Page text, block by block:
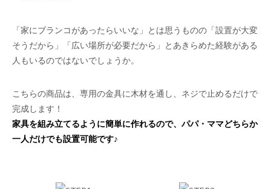
「家にブランコがあったらいいな」とは思うものの「設置が大変
そうだから」「広い場所が必要だから」とあきらめた経験がある
人もいるのではないでしょうか。
こちらの商品は、専用の金具に木材を通し、ネジで止めるだけで
完成します！
家具を組み立てるように簡単に作れるので、パパ・ママどちらか
一人だけでも設置可能です♪